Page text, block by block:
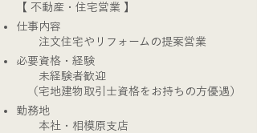
【 不動産・住宅営業 】
仕事内容
注文住宅やリフォームの提案営業
必要資格・経験
未経験者歓迎
（宅地建物取引士資格をお持ちの方優遇）
勤務地
本社・相模原支店